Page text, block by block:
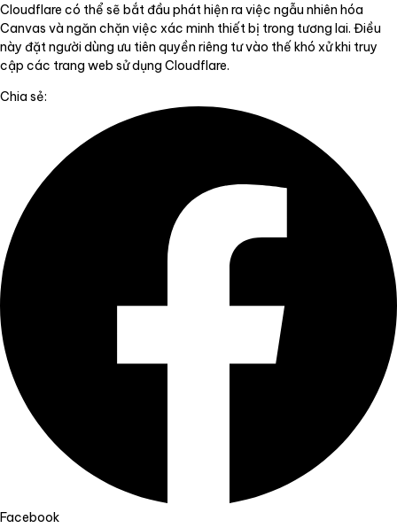
Cloudflare có thể sẽ bắt đầu phát hiện ra việc ngẫu nhiên hóa
Canvas và ngăn chặn việc xác minh thiết bị trong tương lai. Điều
này đặt người dùng ưu tiên quyền riêng tư vào thế khó xử khi truy
cập các trang web sử dụng Cloudflare.
Chia sẻ:
Facebook